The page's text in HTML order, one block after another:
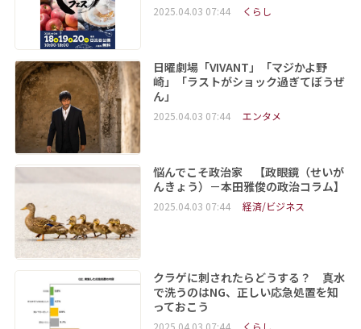
2025.04.03 07:44 くらし
日曜劇場「VIVANT」「マジかよ野
崎」「ラストがショック過ぎてぼうぜ
ん」
2025.04.03 07:44 エンタメ
悩んでこそ政治家 【政眼鏡（せいが
んきょう）－本田雅俊の政治コラム】
2025.04.03 07:44 経済/ビジネス
クラゲに刺されたらどうする？ 真水
で洗うのはNG、正しい応急処置を知
っておこう
2025.04.03 07:44 くらし